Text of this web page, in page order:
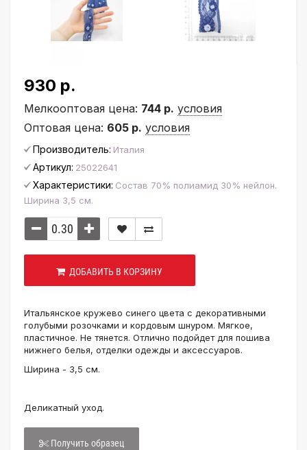
930 р.
Мелкооптовая цена: 744 р. условия
Оптовая цена: 605 р. условия
Производитель: Италия
Артикул: 25022641
Характеристики: Состав 70% полиамид 30% нейлон.
Ширина 3,5 см.
ДОБАВИТЬ В КОРЗИНУ
Итальянское кружево синего цвета с декоративными
голубыми розочками и кордовым шнуром. Мягкое,
пластичное. Не тянется. Отлично подойдет для пошива
нижнего белья, отделки одежды и аксессуаров.
Ширина - 3,5 см.
Деликатный уход.
Получить образец